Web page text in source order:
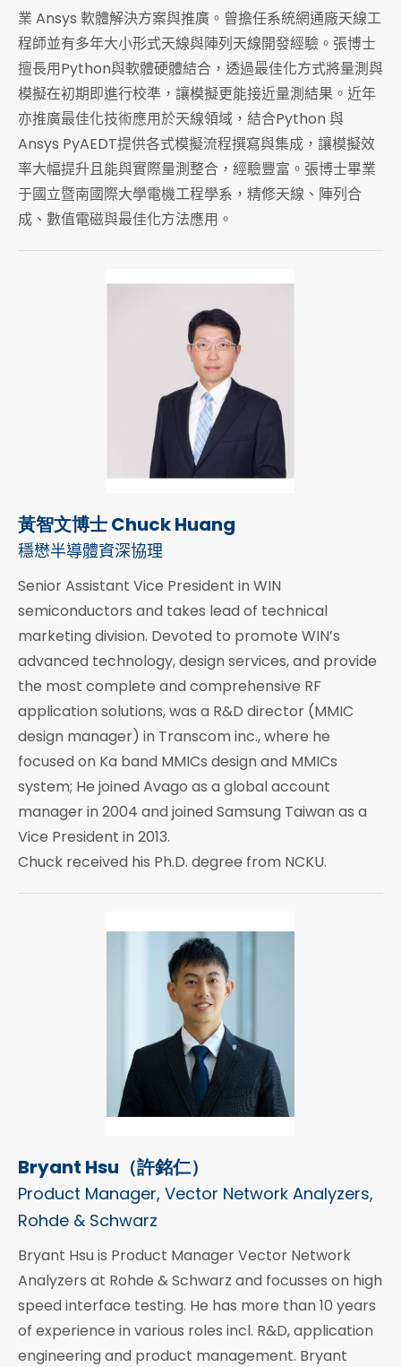
業 Ansys 軟體解決方案與推廣。曾擔任系統網通廠天線工
程師並有多年大小形式天線與陣列天線開發經驗。張博士
擅長用Python與軟體硬體結合，透過最佳化方式將量測與
模擬在初期即進行校準，讓模擬更能接近量測結果。近年
亦推廣最佳化技術應用於天線領域，結合Python 與
Ansys PyAEDT提供各式模擬流程撰寫與集成，讓模擬效
率大幅提升且能與實際量測整合，經驗豐富。張博士畢業
于國立暨南國際大學電機工程學系，精修天線、陣列合
成、數值電磁與最佳化方法應用。
黃智文博士 Chuck Huang
穩懋半導體資深協理
Senior Assistant Vice President in WIN
semiconductors and takes lead of technical
marketing division. Devoted to promote WIN’s
advanced technology, design services, and provide
the most complete and comprehensive RF
application solutions, was a R&D director (MMIC
design manager) in Transcom inc., where he
focused on Ka band MMICs design and MMICs
system; He joined Avago as a global account
manager in 2004 and joined Samsung Taiwan as a
Vice President in 2013.
Chuck received his Ph.D. degree from NCKU.
Bryant Hsu（許銘仁）
Product Manager, Vector Network Analyzers,
Rohde & Schwarz
Bryant Hsu is Product Manager Vector Network
Analyzers at Rohde & Schwarz and focusses on high
speed interface testing. He has more than 10 years
of experience in various roles incl. R&D, application
engineering and product management. Bryant